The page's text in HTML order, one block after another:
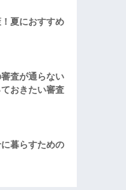
夏におすすめ
査が通らない
おきたい審査
に暮らすための